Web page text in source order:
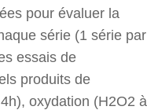
pour évaluer la
série (1 série par
essais de
produits de
oxydation (H2O2 à